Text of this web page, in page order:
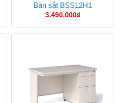
Bàn sắt BSS12H1
3.490.000₫